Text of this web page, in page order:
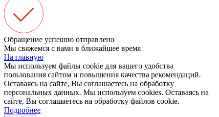
Обращение успешно отправлено
Мы свяжемся с вами в ближайшее время
На главную
Мы используем файлы cookie для вашего удобства
пользования сайтом и повышения качества рекомендаций.
Оставаясь на сайте, Вы соглашаетесь на обработку
персональных данных. Мы используем cookies. Оставаясь на
сайте, Вы соглашаетесь на обработку файлов cookie.
Подробнее